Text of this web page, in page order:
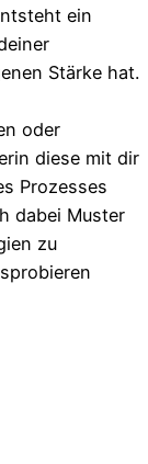
ein
Stärke hat.
oder
diese mit dir
Prozesses
dabei Muster
zu